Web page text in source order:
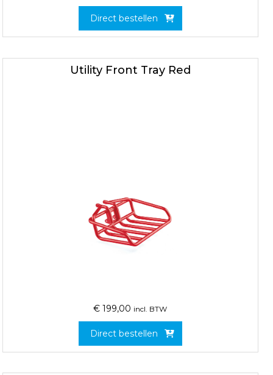
Direct bestellen
Utility Front Tray Red
€ 199,00 incl. BTW
Direct bestellen